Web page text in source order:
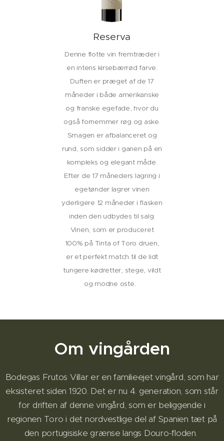
Reserva
Denne flotte vin fremtræder i
en intens kirsebærrød farve.
Duften er præget af de 17
måneder i både amerikanske
og franske egefade, hvor du
også fornemmer røg og aske.
Smagen er afbalanceret og
rund, som sidder i ganen på en
kompleks og elegant måde.
Efter de 17 måneders lagring i
egetønder lagrer vinen
yderligere 12 måneder i flasken
inden den udbydes til salg.
Vinen, som er produceret
100% på Tinta of Toro druen,
er et perfekt match til de lidt
tungere kødretter, stege, vildt
og modne oste.
Om vingården
Bodegas Frutos Villar er en familieejet vingård, som har
eksisteret siden 1920. Det er nu 4. generation, som står
for driften af denne vingård, som er beliggende i
regionen Toro i det nordvestlige del af Spanien tæt på
den portugisiske grænse langs Douro-floden.